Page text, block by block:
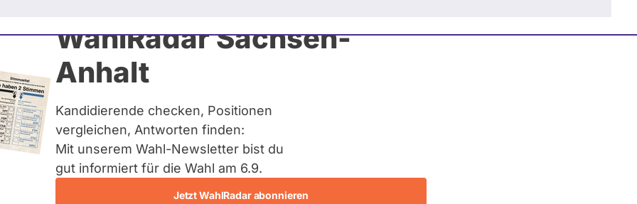
WahlRadar Sachsen-
Anhalt
Kandidierende checken, Positionen
vergleichen, Antworten finden:
Mit unserem Wahl-Newsletter bist du
gut informiert für die Wahl am 6.9.
Jetzt WahlRadar abonnieren
und kein zukünftiges
auf Landes-, Bundes-
über eine
erfasst.
oder